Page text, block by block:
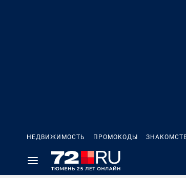
НЕДВИЖИМОСТЬ ПРОМОКОДЫ